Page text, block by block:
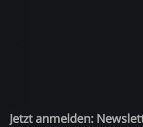
Jetzt anmelden: